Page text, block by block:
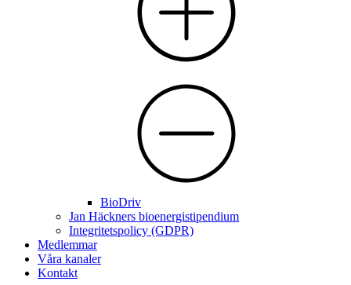
BioDriv
Jan Häckners bioenergistipendium
Integritetspolicy (GDPR)
Medlemmar
Våra kanaler
Kontakt